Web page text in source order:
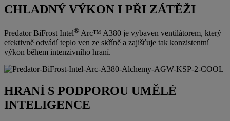
CHLADNÝ VÝKON I PŘI ZÁTĚŽI
Predator BiFrost Intel® Arc™ A380 je vybaven ventilátorem, který
efektivně odvádí teplo ven ze skříně a zajišťuje tak konzistentní
výkon během intenzivního hraní.
HRANÍ S PODPOROU UMĚLÉ
INTELIGENCE